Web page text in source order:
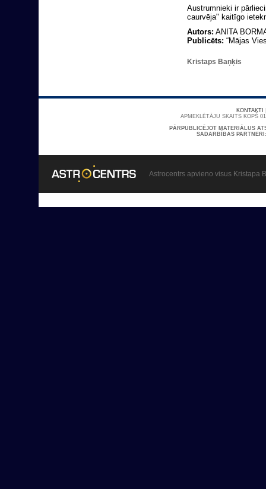
Austrumnieki ir
caurvēja" kaitīgo
Autors: ANITA
Publicēts: “Mājas
Kristaps Baņķis
KONTAKTI
APMEKLĒTĀJU SKAITS KOPŠ
PĀRPUBLICĒJOT MATERIĀLUS
SADARBĪBAS
Astrocentrs apvieno visus Kristapa